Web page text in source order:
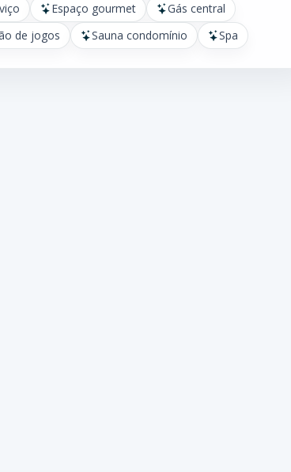
Espaço gourmet
Gás central
de jogos Sauna condomínio Spa